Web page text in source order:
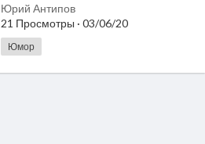
Юрий Антипов
21 Просмотры · 03/06/20
Юмор